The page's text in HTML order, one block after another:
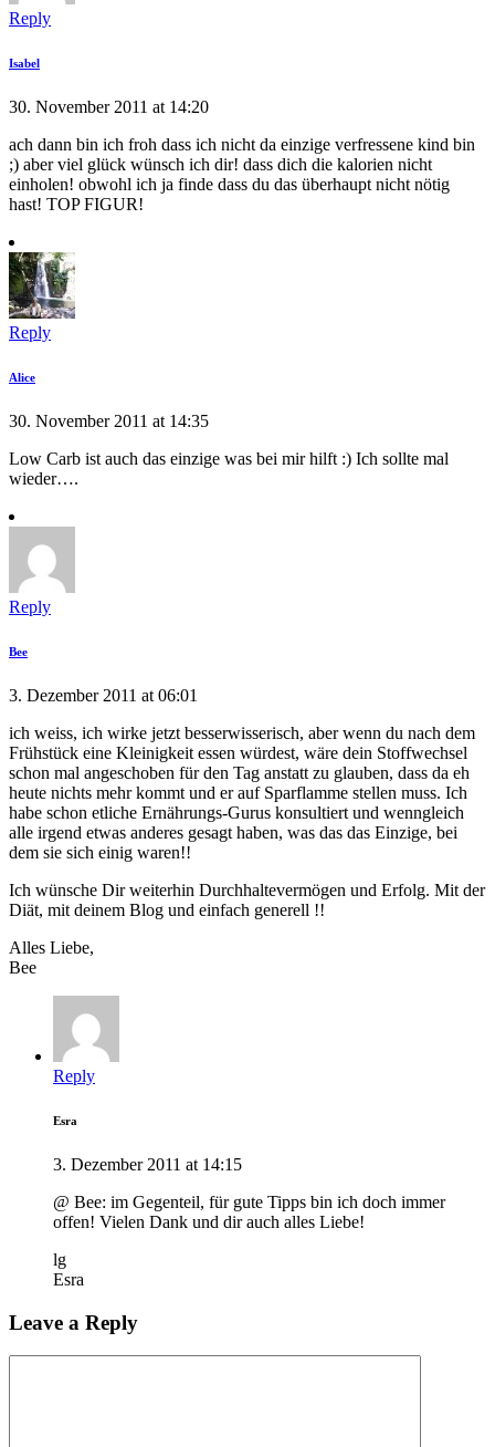
Reply
Isabel
30. November 2011 at 14:20
ach dann bin ich froh dass ich nicht da einzige verfressene kind bin
;) aber viel glück wünsch ich dir! dass dich die kalorien nicht
einholen! obwohl ich ja finde dass du das überhaupt nicht nötig
hast! TOP FIGUR!
Reply
Alice
30. November 2011 at 14:35
Low Carb ist auch das einzige was bei mir hilft :) Ich sollte mal
wieder….
Reply
Bee
3. Dezember 2011 at 06:01
ich weiss, ich wirke jetzt besserwisserisch, aber wenn du nach dem
Frühstück eine Kleinigkeit essen würdest, wäre dein Stoffwechsel
schon mal angeschoben für den Tag anstatt zu glauben, dass da eh
heute nichts mehr kommt und er auf Sparflamme stellen muss. Ich
habe schon etliche Ernährungs-Gurus konsultiert und wenngleich
alle irgend etwas anderes gesagt haben, was das das Einzige, bei
dem sie sich einig waren!!
Ich wünsche Dir weiterhin Durchhaltevermögen und Erfolg. Mit der
Diät, mit deinem Blog und einfach generell !!
Alles Liebe,
Bee
Reply
Esra
3. Dezember 2011 at 14:15
@ Bee: im Gegenteil, für gute Tipps bin ich doch immer
offen! Vielen Dank und dir auch alles Liebe!
lg
Esra
Leave a Reply